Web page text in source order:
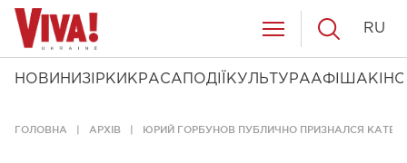
НОВИНИ ЗІРКИ КРАСА ПОДІЇ КУЛЬТУРААФІША КІНО
RU
ГОЛОВНА АРХІВ ЮРИЙ ГОРБУНОВ ПУБЛИЧНО ПРИЗНАЛСЯ КАТЕ